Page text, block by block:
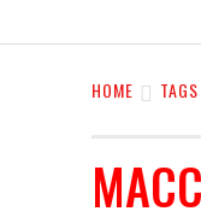
HOME TAGS